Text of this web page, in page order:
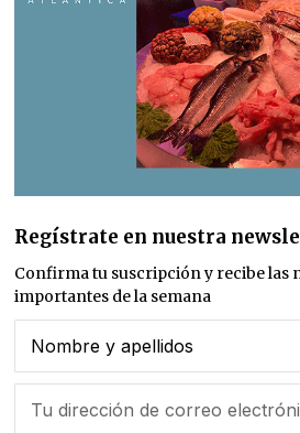
Regístrate en nuestra
Confirma tu suscripción y recibe las
importantes de la semana